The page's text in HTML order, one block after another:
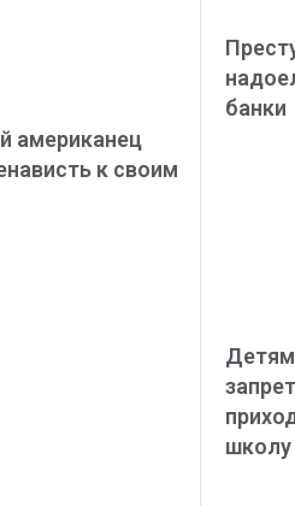
американец
к своим
банки
Детям
школу